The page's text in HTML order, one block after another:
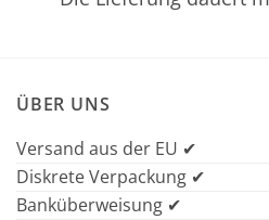
ÜBER UNS
Versand aus der EU ✔
Diskrete Verpackung ✔
Banküberweisung ✔